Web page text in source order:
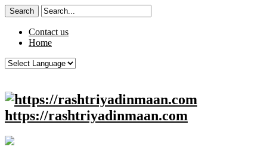
Contact us
Home
https://rashtriyadinmaan.com